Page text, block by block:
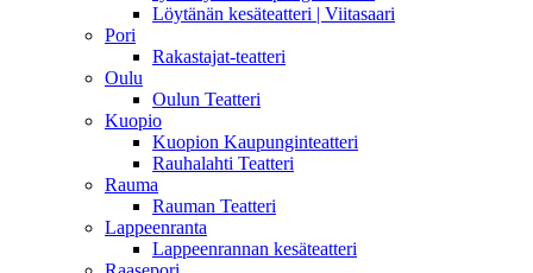
Löytänän kesäteatteri | Viitasaari
Pori
Rakastajat-teatteri
Oulu
Oulun Teatteri
Kuopio
Kuopion Kaupunginteatteri
Rauhalahti Teatteri
Rauma
Rauman Teatteri
Lappeenranta
Lappeenrannan kesäteatteri